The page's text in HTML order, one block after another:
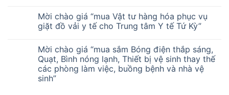
Mời chào giá “mua Vật tư hàng hóa phục vụ
giặt đồ vải y tế cho Trung tâm Y tế Tứ Kỳ”
Mời chào giá “mua sắm Bóng điện thắp sáng,
Quạt, Bình nóng lạnh, Thiết bị vệ sinh thay thế
các phòng làm việc, buồng bệnh và nhà vệ
sinh”